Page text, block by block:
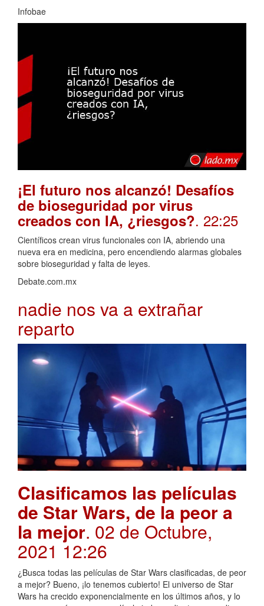
Infobae
¡El futuro nos alcanzó! Desafíos
de bioseguridad por virus
creados con IA, ¿riesgos?. 22:25
Científicos crean virus funcionales con IA, abriendo una
nueva era en medicina, pero encendiendo alarmas globales
sobre bioseguridad y falta de leyes.
Debate.com.mx
nadie nos va a extrañar
reparto
Clasificamos las películas
de Star Wars, de la peor a
la mejor. 02 de Octubre,
2021 12:26
¿Busca todas las películas de Star Wars clasificadas, de peor
a mejor? Bueno, ¡lo tenemos cubierto! El universo de Star
Wars ha crecido exponencialmente en los últimos años, y lo